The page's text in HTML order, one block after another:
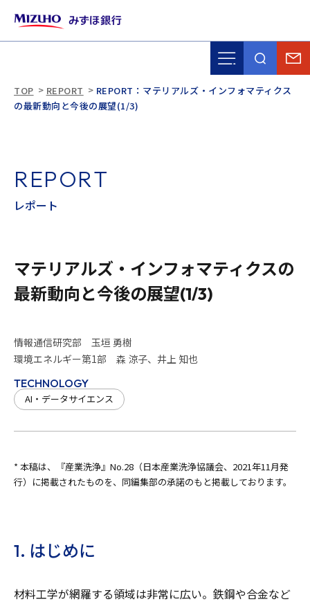
TOP REPORT
REPORT：マテリアルズ・インフォマティクス
の最新動向と今後の展望(1/3)
REPORT
レポー ト
マテリアルズ・インフォマティクスの
最新動向と今後の展望(1/3)
情報通信研究部 玉垣 勇樹
環境エネルギー第1部 森 涼子、井上 知也
TECHNOLOGY
AI・データサイエンス
* 本稿は、『産業洗浄』No.28（日本産業洗浄協議会、2021年11月発
行）に掲載されたものを、同編集部の承諾のもと掲載しております。
1. はじめに
材料工学が網羅する領域は非常に広い。鉄鋼や合金など